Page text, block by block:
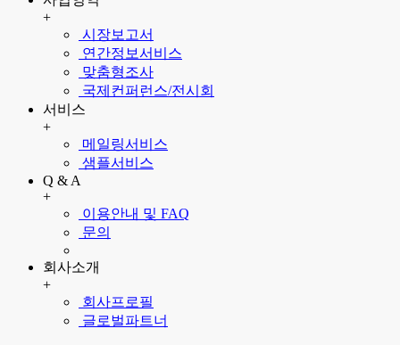
+
시장보고서
연간정보서비스
맞춤형조사
국제컨퍼런스/전시회
서비스
+
메일링서비스
샘플서비스
Q & A
+
이용안내 및 FAQ
문의
회사소개
+
회사프로필
글로벌파트너